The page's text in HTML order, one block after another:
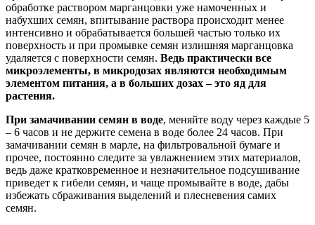
обработке раствором марганцовки уже намоченных и
набухших семян, впитывание раствора происходит менее
интенсивно и обрабатывается большей частью только их
поверхность и при промывке семян излишняя марганцовка
удаляется с поверхности семян. Ведь практически все
микроэлементы, в микродозах являются необходимым
элементом питания, а в больших дозах – это яд для
растения.
При замачивании семян в воде, меняйте воду через каждые 5
– 6 часов и не держите семена в воде более 24 часов. При
замачивании семян в марле, на фильтровальной бумаге и
прочее, постоянно следите за увлажнением этих материалов,
ведь даже кратковременное и незначительное подсушивание
приведет к гибели семян, и чаще промывайте в воде, дабы
избежать сбраживания выделений и плесневения самих
семян.